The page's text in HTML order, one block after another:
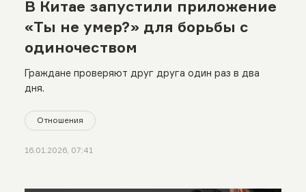
В Китае запустили приложение
«Ты не умер?» для борьбы с
одиночеством
Граждане проверяют друг друга один раз в два
дня.
Отношения
16.01.2026, 07:41